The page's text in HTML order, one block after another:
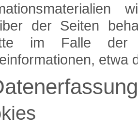
der Seiten
im Falle der
etwa